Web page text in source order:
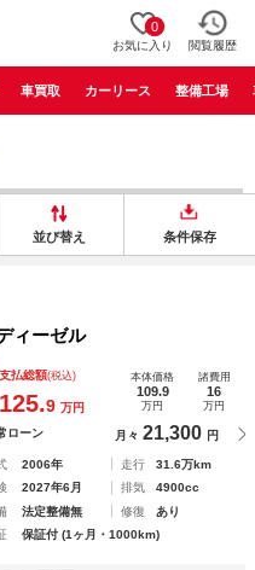
0
お気に入り 閲覧履歴
車買取 カーリース 整備工場
並び替え 条件保存
ーゼル
支払総額(税込)
125.9 万円
本体価格
109.9
万円
諸費用
16
万円
ローン 月々 21,300 円
2006年 走行
31.6万km
2027年6月 排気
4900cc
法定整備無 修復
あり
保証付 (1ヶ月・1000km)